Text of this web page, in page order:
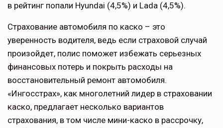
в рейтинг попали Hyundai (4,5%) и Lada (4,5%).
Страхование автомобиля по каско – это
уверенность водителя, ведь если страховой случай
произойдет, полис поможет избежать серьезных
финансовых потерь и покрыть расходы на
восстановительный ремонт автомобиля.
«Ингосстрах», как многолетний лидер в страховании
каско, предлагает несколько вариантов
страхования, в том числе мини-каско в рассрочку,